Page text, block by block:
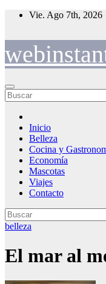
Saltar
Vie. Ago 7th, 2026
Inicio
Belleza
Cocina y
Economía
Mascotas
Viajes
Contacto
belleza
El mar al